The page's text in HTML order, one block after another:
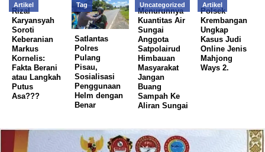
Artikel
Rizal
Karyansyah
Soroti
Keberanian
Markus
Kornelis:
Fakta Berani
atau Langkah
Putus
Asa???
Tag
Satlantas
Polres
Pulang
Pisau,
Sosialisasi
Penggunaan
Helm dengan
Benar
Uncategorized
Menurunnya
Kuantitas Air
Sungai
Anggota
Satpolairud
Himbauan
Masyarakat
Jangan
Buang
Sampah Ke
Aliran Sungai
Artikel
Polsek
Krembangan
Ungkap
Kasus Judi
Online Jenis
Mahjong
Ways 2.